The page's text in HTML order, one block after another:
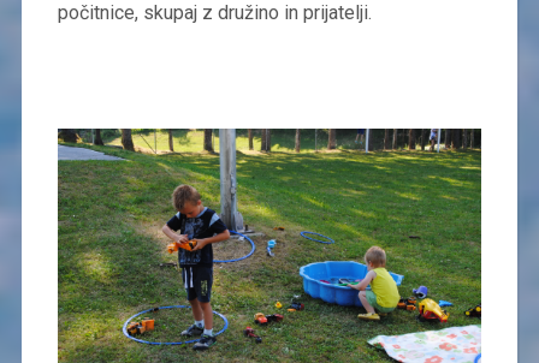
počitnice, skupaj z družino in prijatelji.​